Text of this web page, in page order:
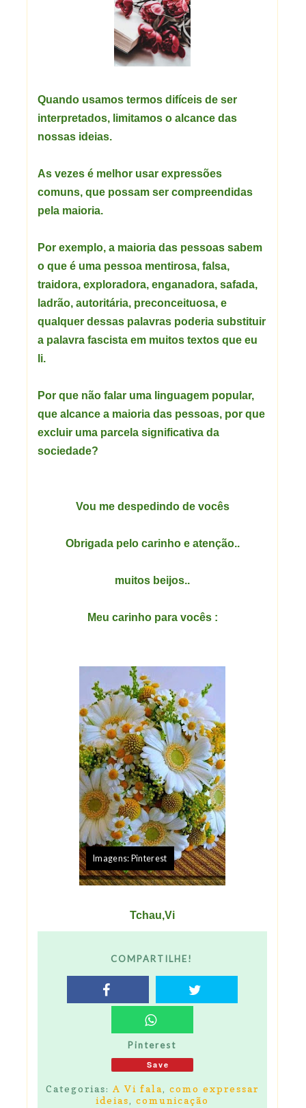
Quando usamos termos difíceis de ser
interpretados, limitamos o alcance das
nossas ideias.
As vezes é melhor usar expressões
comuns, que possam ser compreendidas
pela maioria.
Por exemplo, a maioria das pessoas sabem
o que é uma pessoa mentirosa, falsa,
traidora, exploradora, enganadora, safada,
ladrão, autoritária, preconceituosa, e
qualquer dessas palavras poderia substituir
a palavra fascista em muitos textos que eu
li.
Por que não falar uma linguagem popular,
que alcance a maioria das pessoas, por que
excluir uma parcela significativa da
sociedade?
Vou me despedindo de vocês
Obrigada pelo carinho e atenção..
muitos beijos..
Meu carinho para vocês :
Imagens: Pinterest
Tchau,Vi
COMPARTILHE!
Pinterest
Save
Categorias: A Vi fala, como expressar
ideias, comunicação